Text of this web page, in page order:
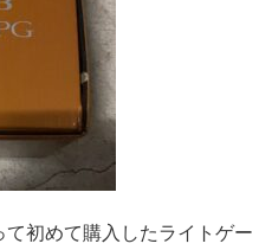
初めて購入したライトゲー